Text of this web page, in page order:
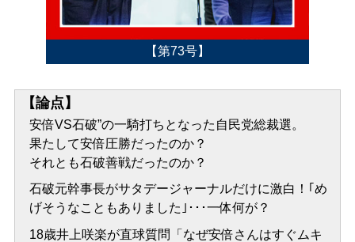
【第73号】
【論点】
安倍VS石破”の一騎打ちとなった自民党総裁選。
果たして安倍圧勝だったのか？
それとも石破善戦だったのか？
石破元幹事長がサタデージャーナルだけに激白！｢め
げそうなこともありました｣･･･一体何が？
18歳井上咲楽が直球質問「なぜ安倍さんはすぐムキ